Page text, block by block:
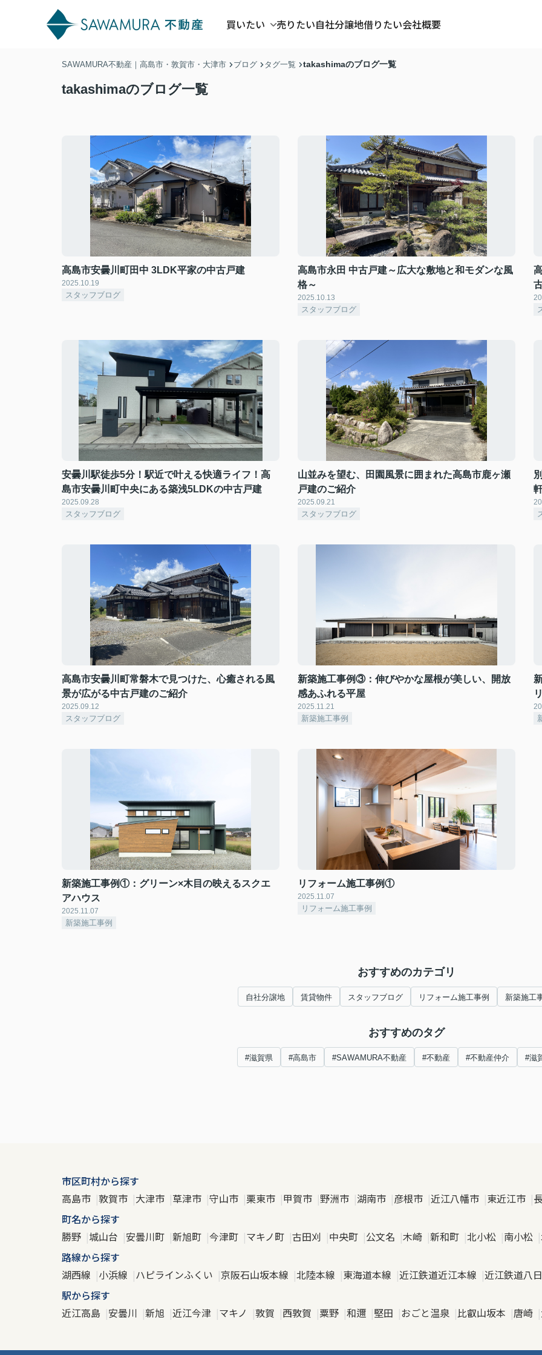
買いたい 売りたい自社分譲地借りたい会社概要
SAWAMURA不動産｜高島市・敦賀市・大津市 ブログ タグ一覧 takashimaのブログ一覧
takashimaのブログ一覧
高島市安曇川町田中 3LDK平家の中古戸建
2025.10.19
スタッフブログ
高島市永田 中古戸建～広大な敷地と和モダンな風
格～
2025.10.13
スタッフブログ
安曇川駅徒歩5分！駅近で叶える快適ライフ！高
島市安曇川町中央にある築浅5LDKの中古戸建
2025.09.28
スタッフブログ
山並みを望む、田園風景に囲まれた高島市鹿ヶ瀬
戸建のご紹介
2025.09.21
スタッフブログ
高島市安曇川町常磐木で見つけた、心癒される風
景が広がる中古戸建のご紹介
2025.09.12
スタッフブログ
新築施工事例③：伸びやかな屋根が美しい、開放
感あふれる平屋
2025.11.21
新築施工事例
新築施工事例①：グリーン×木目の映えるスクエ
アハウス
2025.11.07
新築施工事例
リフォーム施工事例①
2025.11.07
リフォーム施工事例
おすすめのカテゴリ
自社分譲地 賃貸物件 スタッフブログ リフォーム施工事例 新築施工
おすすめのタグ
#滋賀県 #高島市 #SAWAMURA不動産 #不動産 #不動産仲介 #滋
市区町村から探す
高島市 敦賀市 大津市 草津市 守山市 栗東市 甲賀市 野洲市 湖南市 彦根市 近江八幡市 東近江市
町名から探す
勝野 城山台 安曇川町 新旭町 今津町 マキノ町 古田刈 中央町 公文名 木崎 新和町 北小松 南小松
路線から探す
湖西線
小浜線 ハピラインふくい 京阪石山坂本線 北陸本線 東海道本線 近江鉄道近江本線 近江鉄道八
駅から探す
近江高島 安曇川 新旭 近江今津 マキノ 敦賀 西敦賀 粟野 和邇 堅田 おごと温泉 比叡山坂本 唐崎